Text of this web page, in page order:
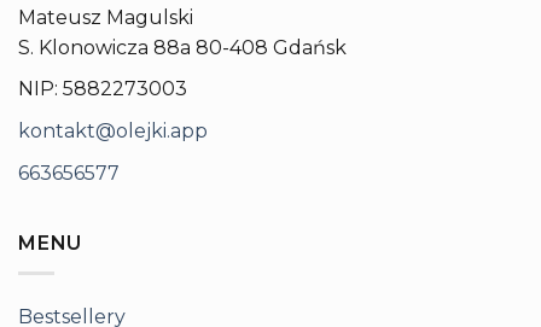
Mateusz Magulski
S. Klonowicza 88a 80-408 Gdańsk
NIP: 5882273003
kontakt@olejki.app
663656577
MENU
Bestsellery